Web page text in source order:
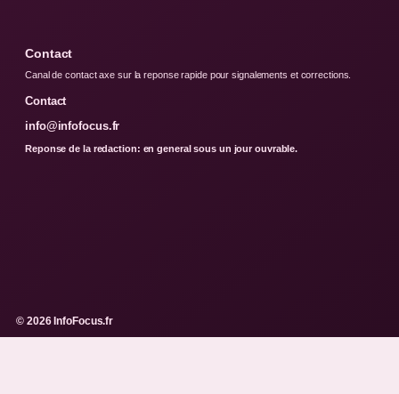
Contact
Canal de contact axe sur la reponse rapide pour signalements et corrections.
Contact
info@infofocus.fr
Reponse de la redaction: en general sous un jour ouvrable.
© 2026 InfoFocus.fr